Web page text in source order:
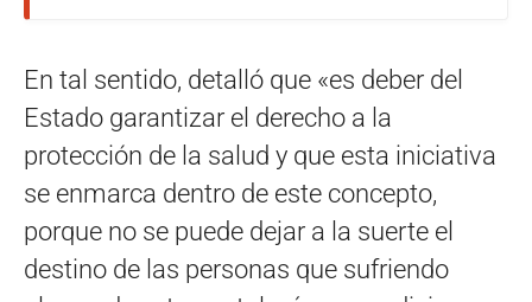
En tal sentido, detalló que «es deber del
Estado garantizar el derecho a la
protección de la salud y que esta iniciativa
se enmarca dentro de este concepto,
porque no se puede dejar a la suerte el
destino de las personas que sufriendo